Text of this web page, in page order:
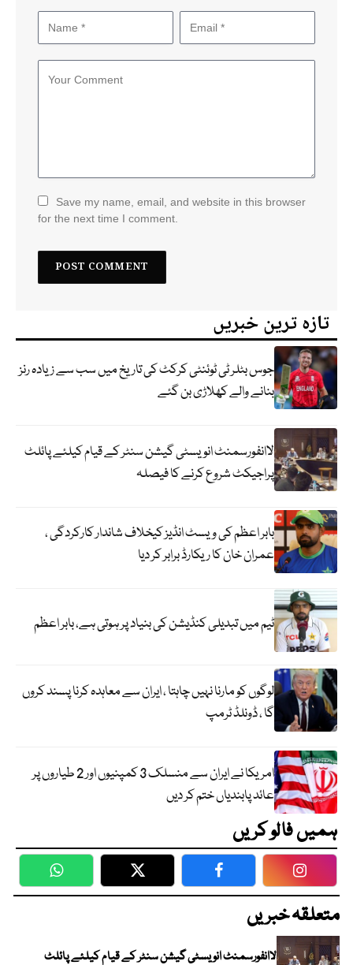
Save my name, email, and website in this browser
for the next time I comment.
تازہ ترین خبریں
جوس بٹلر ٹی ٹوئنٹی کرکٹ کی تاریخ میں سب سے زیادہ رنز
بنانے والے کھلاڑی بن گئے
لاانفورسمنٹ انویسٹی گیشن سنٹر کے قیام کیلئے پائلٹ
پراجیکٹ شروع کرنے کا فیصلہ
بابر اعظم کی ویسٹ انڈیز کیخلاف شاندار کارکردگی ،
عمران خان کا ریکارڈ برابر کر دیا
ٹیم میں تبدیلی کنڈیشن کی بنیاد پر ہوتی ہے، بابر اعظم
لوگوں کو مارنا نہیں چاہتا ، ایران سے معاہدہ کرنا پسند کروں
گا ، ڈونلڈ ٹرمپ
امریکا نے ایران سے منسلک 3 کمپنیوں اور 2 طیاروں پر
عائد پابندیاں ختم کر دیں
ہمیں فالو کریں
WhatsApp Twitter Facebook
متعلقہ خبریں
لاانفورسمنٹ انویسٹی گیشن سنٹر کے قیام کیلئے پائلٹ